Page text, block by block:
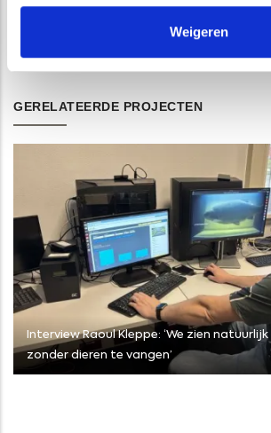
Weigeren
#BIM3D #ondergrond #ondergrondse
GERELATEERDE PROJECTEN
Interview Raoul Kleppe: ‘We zien
zonder dieren te vangen’